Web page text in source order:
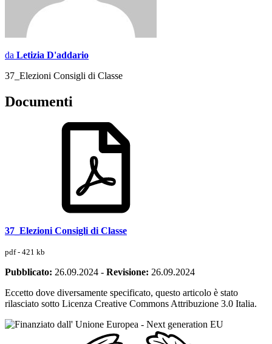
da Letizia D'addario
37_Elezioni Consigli di Classe
Documenti
37_Elezioni Consigli di Classe
pdf - 421 kb
Pubblicato: 26.09.2024 - Revisione: 26.09.2024
Eccetto dove diversamente specificato, questo articolo è stato
rilasciato sotto Licenza Creative Commons Attribuzione 3.0 Italia.